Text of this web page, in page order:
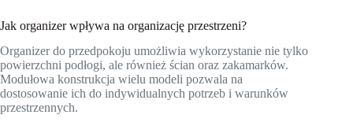
Jak organizer wpływa na organizację przestrzeni?
Organizer do przedpokoju umożliwia wykorzystanie nie tylko
powierzchni podłogi, ale również ścian oraz zakamarków.
Modułowa konstrukcja wielu modeli pozwala na
dostosowanie ich do indywidualnych potrzeb i warunków
przestrzennych.